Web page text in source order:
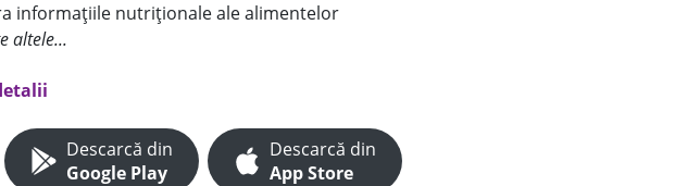
informațiile nutriționale ale alimentelor
altele...
Descarcă din
Google Play
Descarcă din
App Store